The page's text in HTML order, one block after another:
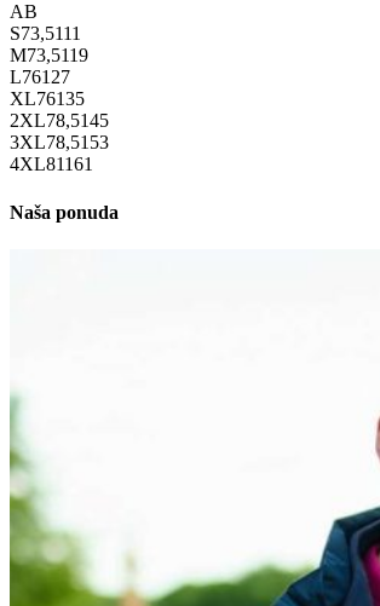
AB
S73,5111
M73,5119
L76127
XL76135
2XL78,5145
3XL78,5153
4XL81161
Naša ponuda